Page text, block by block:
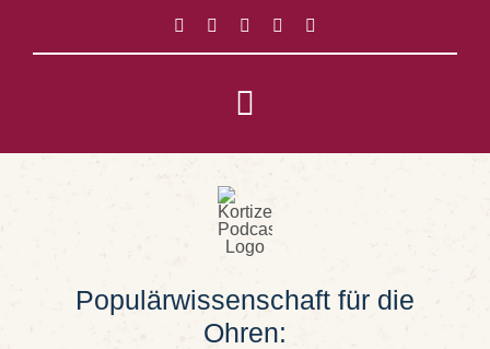
springen
Toggle
Navigation
Impressum
Datenschutz
Populärwissenschaft für die
Ohren: